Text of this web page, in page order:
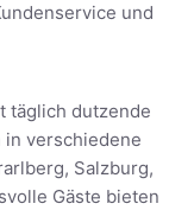
und
täglich dutzende
in verschiedene
Salzburg,
Gäste bieten